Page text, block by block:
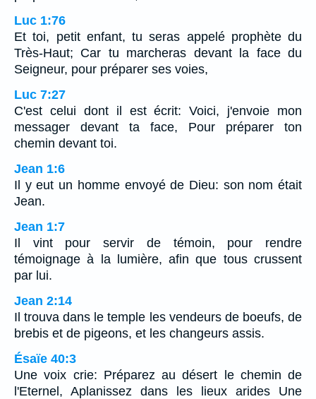
Luc 1:76
Et toi, petit enfant, tu seras appelé prophète du
Très-Haut; Car tu marcheras devant la face du
Seigneur, pour préparer ses voies,
Luc 7:27
C'est celui dont il est écrit: Voici, j'envoie mon
messager devant ta face, Pour préparer ton
chemin devant toi.
Jean 1:6
Il y eut un homme envoyé de Dieu: son nom était
Jean.
Jean 1:7
Il vint pour servir de témoin, pour rendre
témoignage à la lumière, afin que tous crussent
par lui.
Jean 2:14
Il trouva dans le temple les vendeurs de boeufs, de
brebis et de pigeons, et les changeurs assis.
Ésaïe 40:3
Une voix crie: Préparez au désert le chemin de
l'Eternel, Aplanissez dans les lieux arides Une